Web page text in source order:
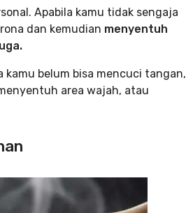
Apabila kamu tidak sengaja
dan kemudian menyentuh
belum bisa mencuci tangan,
area wajah, atau